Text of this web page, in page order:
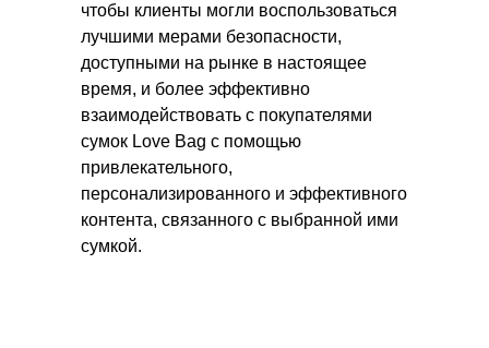
чтобы клиенты могли воспользоваться
лучшими мерами безопасности,
доступными на рынке в настоящее
время, и более эффективно
взаимодействовать с покупателями
сумок Love Bag с помощью
привлекательного,
персонализированного и эффективного
контента, связанного с выбранной ими
сумкой.